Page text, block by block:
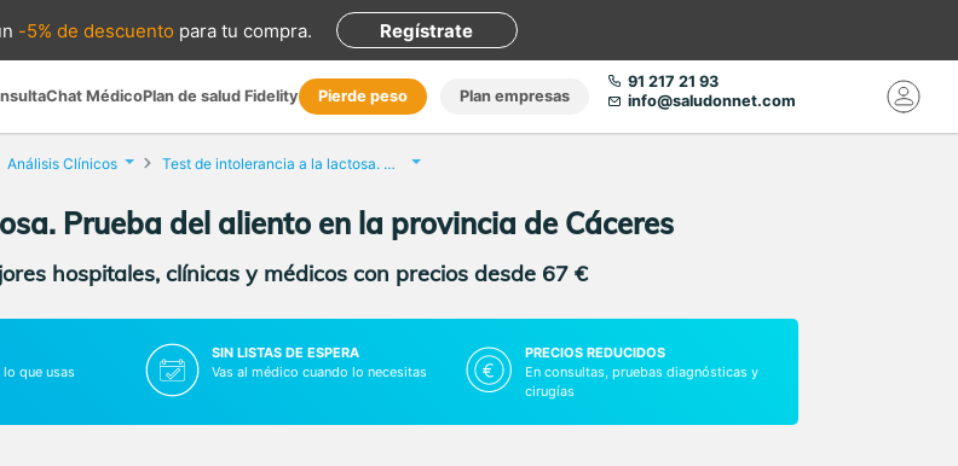
-5% de descuento para tu compra. Regístrate
Chat MédicoPlan de salud Fidelity Pierde peso Plan empresas
91 217 21 93
info@saludonnet.com
Análisis Clínicos Test de intolerancia a la lactosa. Prueba del aliento
Prueba del aliento en la provincia de Cáceres
hospitales, clínicas y médicos con precios desde 67 €
que usas
SIN LISTAS DE ESPERA
Vas al médico cuando lo necesitas
PRECIOS REDUCIDOS
En consultas, pruebas diagnósticas y
cirugías